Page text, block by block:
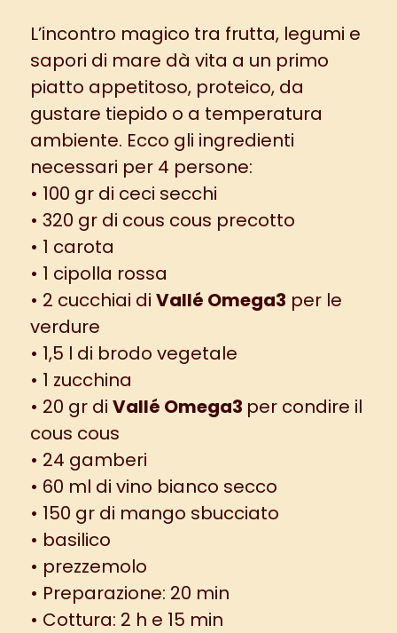
L’incontro magico tra frutta, legumi e
sapori di mare dà vita a un primo
piatto appetitoso, proteico, da
gustare tiepido o a temperatura
ambiente. Ecco gli ingredienti
necessari per 4 persone:
• 100 gr di ceci secchi
• 320 gr di cous cous precotto
• 1 carota
• 1 cipolla rossa
• 2 cucchiai di Vallé Omega3 per le
verdure
• 1,5 l di brodo vegetale
• 1 zucchina
• 20 gr di Vallé Omega3 per condire il
cous cous
• 24 gamberi
• 60 ml di vino bianco secco
• 150 gr di mango sbucciato
• basilico
• prezzemolo
• Preparazione: 20 min
• Cottura: 2 h e 15 min